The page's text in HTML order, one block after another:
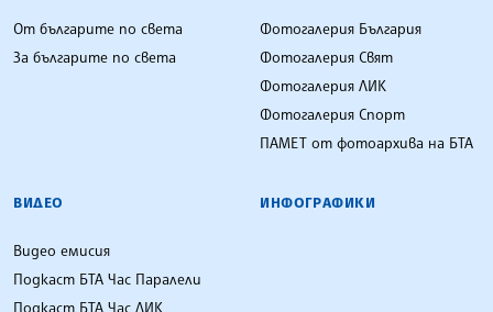
От българите по света
За българите по света
Фотогалерия България
Фотогалерия Свят
Фотогалерия ЛИК
Фотогалерия Спорт
ПАМЕТ от фотоархива на БТА
ВИДЕО
Видео емисия
Подкаст БТА Час Паралели
Подкаст БТА Час ЛИК
ИНФОГРАФИКИ